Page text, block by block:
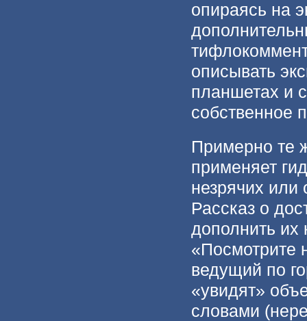
опираясь на
описывать
планшетах и
собственное
Примерно те
применяет
незрячих или
Рассказ о
дополнить их
«Посмотрите
ведущий по
«увидят»
словами